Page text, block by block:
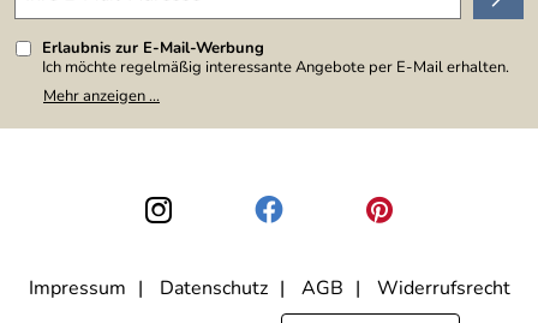
Erlaubnis zur E-Mail-Werbung
Ich möchte regelmäßig interessante Angebote per E-Mail erhalten.
Meine E-Mail-Adresse wird nicht an andere Unternehmen
weitergegeben. Zu statistischen Zwecken wird in anonymer Form
den Link "Abmelden" am Ende des Newsletters anklicke. Die
Datenschutzerklärung
habe ich zur Kenntnis genommen.
Mehr anzeigen ...
Impressum Datenschutz AGB Widerrufsrecht